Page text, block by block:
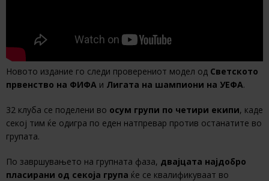
Новото издание го следи проверениот модел од Светското
првенство на ФИФА и Лигата на шампиони на УЕФА.
32 клуба се поделени во осум групи по четири екипи, каде
секој тим ќе одигра по еден натпревар против останатите во
групата.
По завршувањето на групната фаза, двајцата најдобро
пласирани од секоја група ќе се квалификуваат во